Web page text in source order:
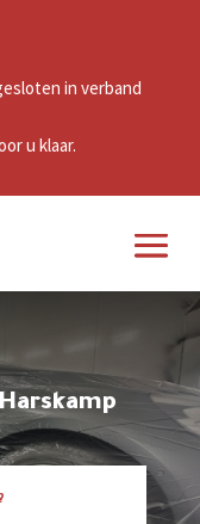
in verband
u klaar.